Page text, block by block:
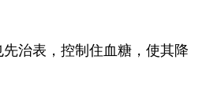
治表，控制住血糖，使其降